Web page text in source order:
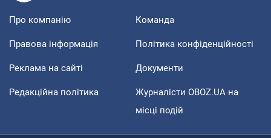
Про компанію Команда
Правова інформація Політика конфіденційності
Реклама на сайті Документи
Редакційна політика
Журналісти OBOZ.UA на
місці подій